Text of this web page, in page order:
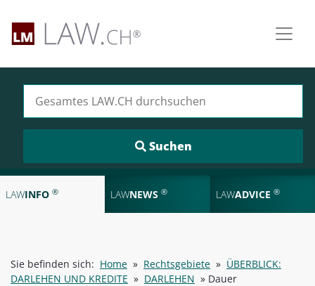
LAWINFO ® LAWNEWS ® LAWADVICE ®
Sie befinden sich: Home » Rechtsgebiete » ÜBERBLICK:
DARLEHEN UND KREDITE » DARLEHEN » Dauer